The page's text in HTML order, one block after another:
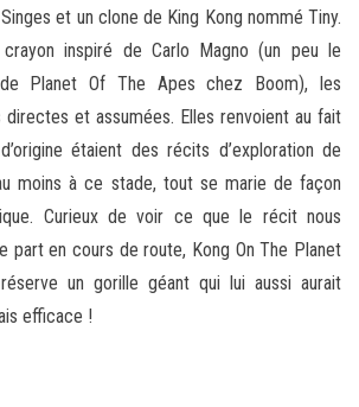
et un clone de King Kong nommé Tiny.
inspiré de Carlo Magno (un peu le
Planet Of The Apes chez Boom), les
et assumées. Elles renvoient au fait
étaient des récits d’exploration de
moins à ce stade, tout se marie de façon
Curieux de voir ce que le récit nous
part en cours de route, Kong On The Planet
un gorille géant qui lui aussi aurait
efficace !